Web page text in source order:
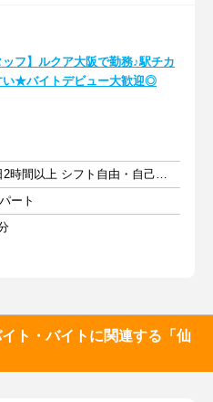
ッフ】ルクア大阪で勤務♪駅チカ
い★バイトデビュー大歓迎◎
週2日以上 1日2時間以上 シフト自由・自己申告
ート
ト・バイトに関連する「仙